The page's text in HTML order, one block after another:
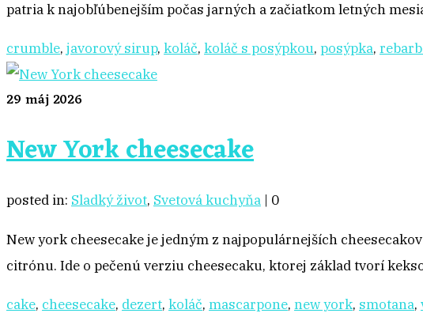
patria k najobľúbenejším počas jarných a začiatkom letných
crumble, javorový sirup, koláč, koláč s posýpkou, posýpka,
29 máj 2026
New York cheesecake
posted in: Sladký život, Svetová kuchyňa | 0
New york cheesecake je jedným z najpopulárnejších
citrónu. Ide o pečenú verziu cheesecaku, ktorej základ tvorí
cake, cheesecake, dezert, koláč, mascarpone, new york, smotana,